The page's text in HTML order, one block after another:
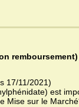
remboursement)
17/11/2021)
est
Mise sur le